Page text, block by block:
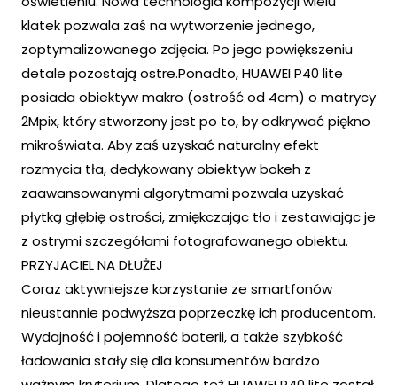
klatek pozwala zaś na wytworzenie jednego,
zoptymalizowanego zdjęcia. Po jego powiększeniu
detale pozostają ostre.Ponadto, HUAWEI P40 lite
posiada obiektyw makro (ostrość od 4cm) o matrycy
2Mpix, który stworzony jest po to, by odkrywać piękno
mikroświata. Aby zaś uzyskać naturalny efekt
rozmycia tła, dedykowany obiektyw bokeh z
zaawansowanymi algorytmami pozwala uzyskać
płytką głębię ostrości, zmiękczając tło i zestawiając je
z ostrymi szczegółami fotografowanego obiektu.
PRZYJACIEL NA DŁUŻEJ
Coraz aktywniejsze korzystanie ze smartfonów
nieustannie podwyższa poprzeczkę ich producentom.
Wydajność i pojemność baterii, a także szybkość
ładowania stały się dla konsumentów bardzo